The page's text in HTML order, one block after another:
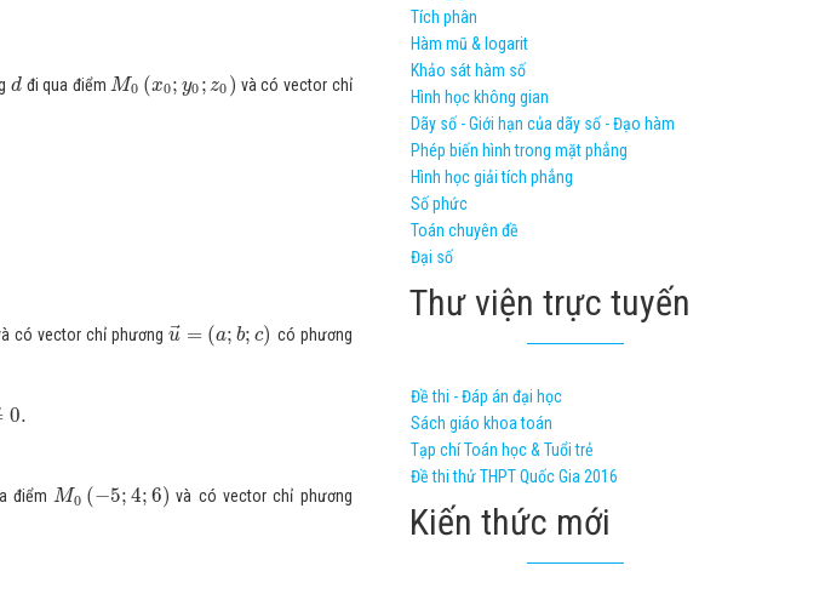
d đi qua điểm M0 (x0; y0 ; z0 ) và có vector chỉ
có vector chỉ phươngu⃗ = (a; b; c) có phương
0.
điểm M0 (−5; 4; 6) và có vector chỉ phương
Tích phân
Hàm mũ & logarit
Khảo sát hàm số
Hình học không gian
Dãy số - Giới hạn của dãy số - Đạo hàm
Phép biến hình trong mặt phẳng
Hình học giải tích phẳng
Số phức
Toán chuyên đề
Đại số
Thư viện trực tuyến
Đề thi - Đáp án đại học
Sách giáo khoa toán
Tạp chí Toán học & Tuổi trẻ
Đề thi thử THPT Quốc Gia 2016
Kiến thức mới